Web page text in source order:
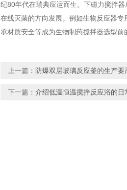
纪80年代在瑞典应运而生。下磁力搅拌
在线灭菌的方向发展。例如生物反应器
承材质安全等成为生物制药搅拌器选型前
上一篇： 防爆双层玻璃反应釜的生产
下一篇： 介绍低温恒温搅拌反应浴的日